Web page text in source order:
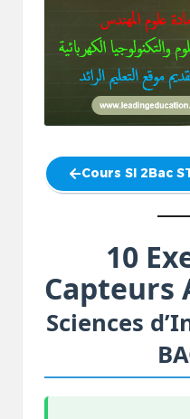
Cours SI 2Bac
10
Capteurs
Sciences